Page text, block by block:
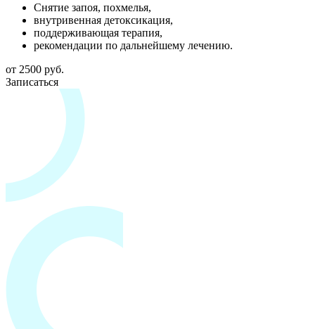
Снятие запоя, похмелья,
внутривенная детоксикация,
поддерживающая терапия,
рекомендации по дальнейшему лечению.
от 2500 руб.
Записаться